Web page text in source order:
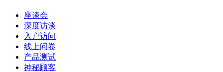
座谈会
深度访谈
入户访问
线上问卷
产品测试
神秘顾客